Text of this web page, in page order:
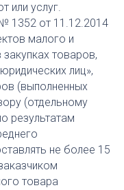
или услуг.
1352 от 11.12.2014
малого и
товаров,
лиц»,
(выполненных
(отдельному
результатам
не более 15
товара